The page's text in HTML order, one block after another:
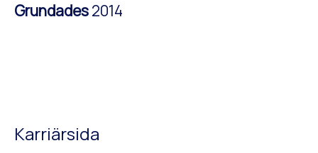
Grundades2014
Karriärsida